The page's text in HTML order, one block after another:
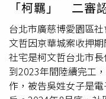
因這場悲劇戛然而止
起校園命案，而是一名
於《兒童及少年福利
公開未成年人的姓名
只能以「楊姓國中生」
只剩下一個代號，因
事在律師圈早已廣為
行的《性別平等教育法
權勢不對等關係，相
關內容均可從公開判
隱私，即使因此面臨
執業律師身分外，張
「柯羈」 二審
台北市廣慈博愛園區
文哲因京華城案收押
社宅是柯文哲台北市
到2023年間陸續完工
作，被告吳姓女子是